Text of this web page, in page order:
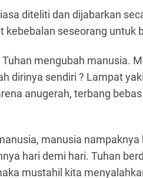
diteliti dan dijabarkan
kebebalan seseorang untuk
mengubah manusia.
dirinya sendiri ? Lampat
anugerah, terbang
manusia
hari demi hari. Tuhan
mustahil kita